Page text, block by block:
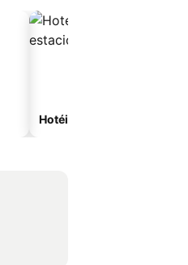
Hotéis com estacionamento